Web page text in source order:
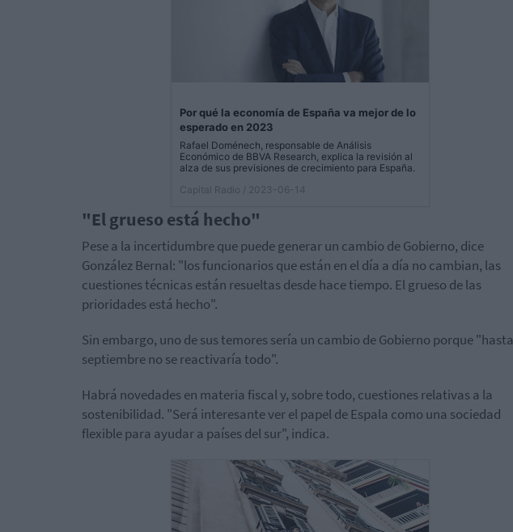
Por qué la economía de España va mejor de lo
esperado en 2023
Rafael Doménech, responsable de Análisis
Económico de BBVA Research, explica la revisión al
alza de sus previsiones de crecimiento para España.
Capital Radio
/ 2023-06-14
"El grueso está hecho"
Pese a la incertidumbre que puede generar un cambio de Gobierno, dice
González Bernal: "los funcionarios que están en el día a día no cambian, las
cuestiones técnicas están resueltas desde hace tiempo. El grueso de las
prioridades está hecho".
Sin embargo, uno de sus temores sería un cambio de Gobierno porque "hasta
septiembre no se reactivaría todo".
Habrá novedades en materia fiscal y, sobre todo, cuestiones relativas a la
sostenibilidad. "Será interesante ver el papel de Espala como una sociedad
flexible para ayudar a países del sur", indica.